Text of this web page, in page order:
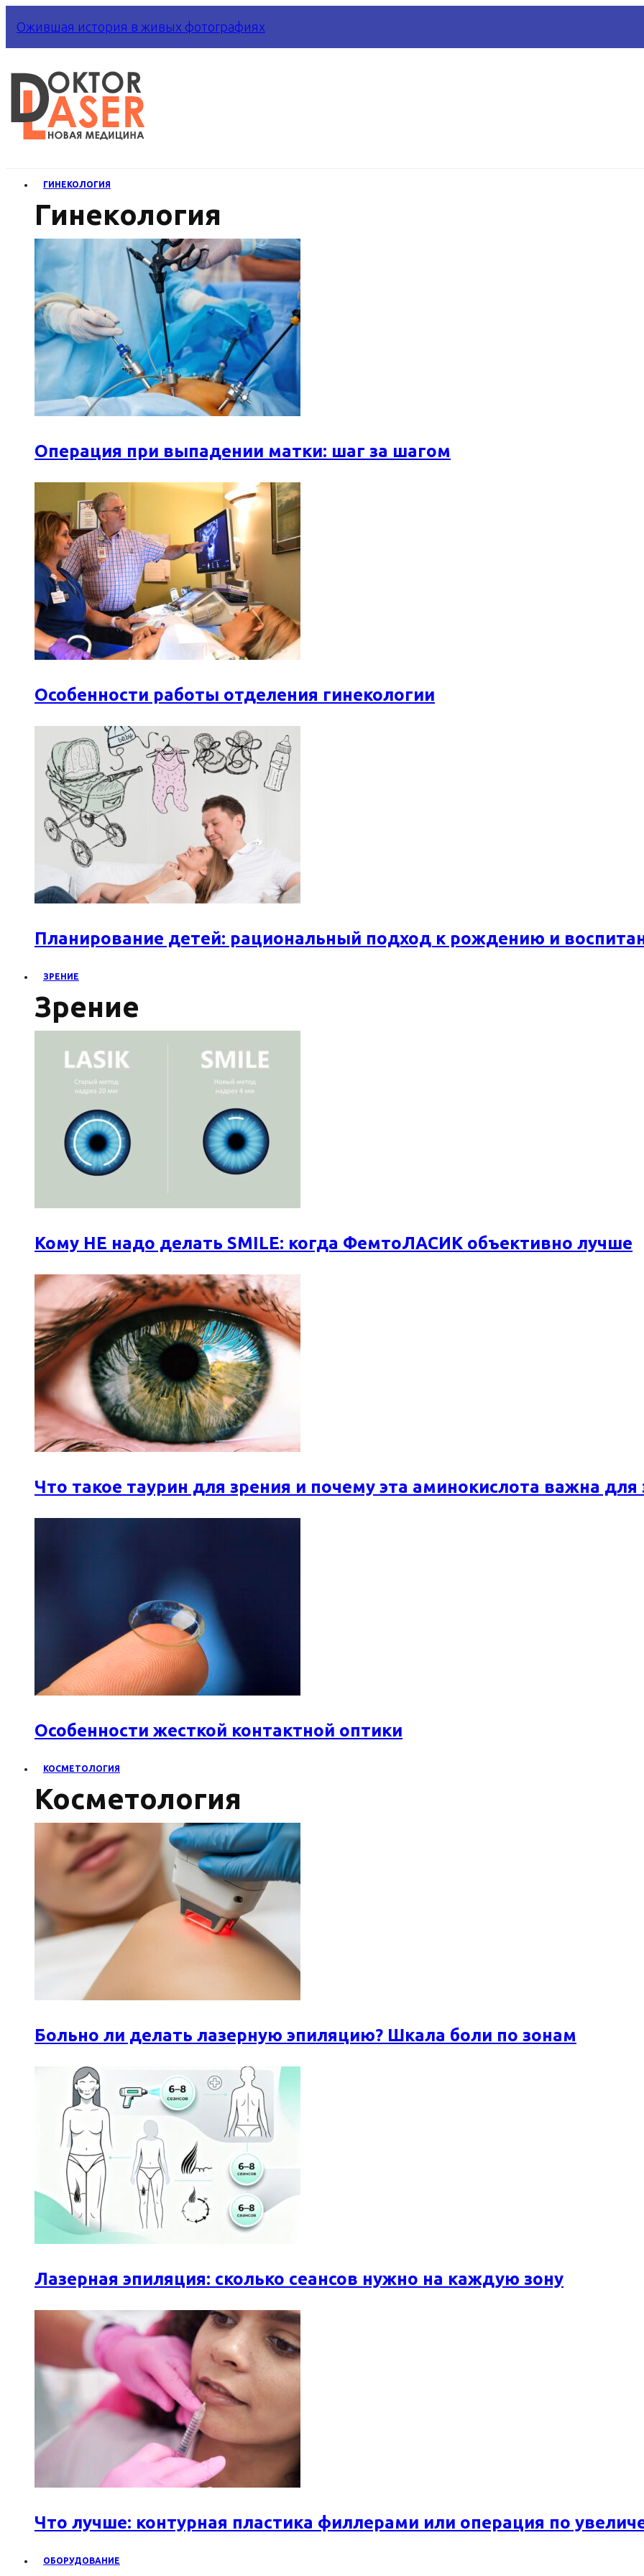
Ожившая история в живых фотографиях
ГИНЕКОЛОГИЯ
Гинекология
Операция при выпадении матки: шаг за шагом
Особенности работы отделения гинекологии
Планирование детей: рациональный подход к рождению и
ЗРЕНИЕ
Зрение
Кому НЕ надо делать SMILE: когда ФемтоЛАСИК объективно лучше
Что такое таурин для зрения и почему эта аминокислота важна для
Особенности жесткой контактной оптики
КОСМЕТОЛОГИЯ
Косметология
Больно ли делать лазерную эпиляцию? Шкала боли по зонам
Лазерная эпиляция: сколько сеансов нужно на каждую зону
Что лучше: контурная пластика филлерами или операция по
ОБОРУДОВАНИЕ